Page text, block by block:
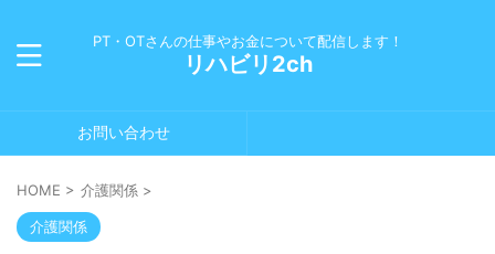
PT・OTさんの仕事やお金について配信します！
リハビリ2ch
お問い合わせ
HOME > 介護関係 >
介護関係